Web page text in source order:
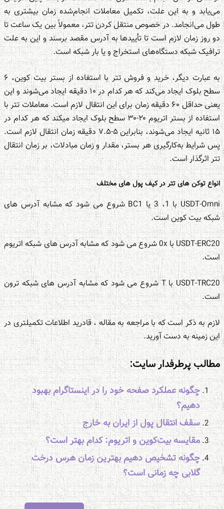
می‎‌یابد و به این علت، تکمیل معاملات انجام‌‌شده زمان بیشتری به
طول می‌‌انجامد. در خصوص منتقل کردن تتر، معمولاً بین یک ساعت تا
دو روز زمان لازم است تا تأییدها به آدرس مقصد برسند و این به علت
ترافیک شبکه دستگاه‌های استخراج و یا بار شبکه است.
به عبارت دیگر، خرید و فروش تتر با استفاده از بستر بیت کوین، ۶
سطح بلوک ایجاد می‌کند که هر کدام در ۱۰ دقیقه ایجاد می‌شوند و این
یعنی حداقل ۶۰ دقیقه زمان برای این انتقال لازم است. معاملات تتر با
استفاده از بستر اتریوم ۲۰-۳۰ سطح بلوک ایجاد میکند که هر کدام در
۱۵ ثانیه ایجاد می‌شوند، بنابراین ۵-۷.۵ دقیقه زمان انتقال لازم است.
پس شرایط به‌کارگیری هر بستر، مقدار و زمان مبادلات، بر زمان انتقال
تتر اثرگذار است.
انواع توکن های تتر در کیف پول های مختلف
USDT-Omni با 1، 3 یا BC1 شروع می شود که مشابه آدرس های
شبکه بیت کوین است.
USDT-ERC20 با 0x شروع می شود که مشابه آدرس های شبکه اتریوم
است.
USDT-TRC20 با T شروع می شود که مشابه آدرس های شبکه ترون
است.
لازم به ذکر است که با مراجعه به مقاله ، قادرید اطلاعات تکمیلتری در
این زمینه به دست آورید.
مطالب پرطرفدار سایت:
چگونه عملکرد صفحه خود را در اینستاگرام بهبود
دهیم؟
سقف انتقال پول از ایران به خارج
مقایسه بیت‌کوین و اتریوم: کدام بهتر است؟
چگونه تشخیص دهیم بهترین زمان هرس درخت
گلابی چه زمانی است؟